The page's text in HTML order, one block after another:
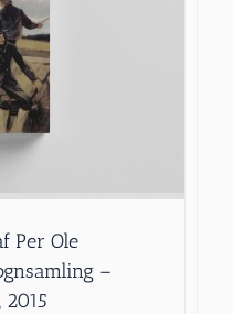
Per Ole
–